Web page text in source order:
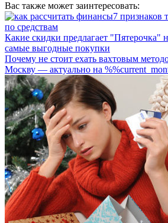
Вас также может заинтересовать:
7 признаков
по средствам
Какие скидки предлагает "Пятерочка"
самые выгодные покупки
Почему не стоит ехать вахтовым
Москву — актуально на